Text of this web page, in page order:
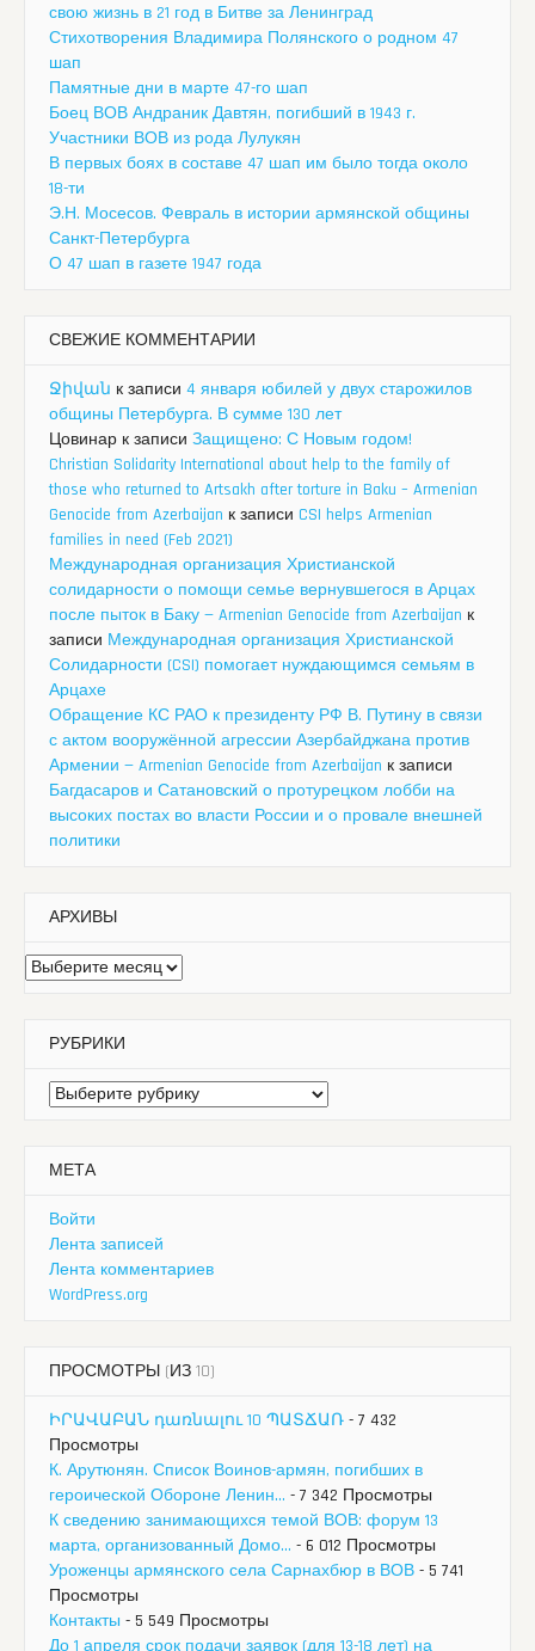
свою жизнь в 21 год в Битве за Ленинград
Стихотворения Владимира Полянского о родном 47
шап
Памятные дни в марте 47-го шап
Боец ВОВ Андраник Давтян, погибший в 1943 г.
Участники ВОВ из рода Лулукян
В первых боях в составе 47 шап им было тогда около
18-ти
Э.Н. Мосесов. Февраль в истории армянской общины
Санкт-Петербурга
О 47 шап в газете 1947 года
СВЕЖИЕ КОММЕНТАРИИ
Ջիվան к записи 4 января юбилей у двух старожилов
общины Петербурга. В сумме 130 лет
Цовинар к записи Защищено: С Новым годом!
Christian Solidarity International about help to the family of
those who returned to Artsakh after torture in Baku – Armenian
Genocide from Azerbaijan к записи CSI helps Armenian
families in need (Feb 2021)
Международная организация Христианской
солидарности о помощи семье вернувшегося в Арцах
после пыток в Баку — Armenian Genocide from Azerbaijan к
записи Международная организация Христианской
Солидарности (CSI) помогает нуждающимся семьям в
Арцахе
Обращение КС РАО к президенту РФ В. Путину в связи
с актом вооружённой агрессии Азербайджана против
Армении — Armenian Genocide from Azerbaijan к записи
Багдасаров и Сатановский о протурецком лобби на
высоких постах во власти России и о провале внешней
политики
АРХИВЫ
Архивы
РУБРИКИ
Рубрики
МЕТА
Войти
Лента записей
Лента комментариев
WordPress.org
ПРОСМОТРЫ (ИЗ 10)
ԻՐԱՎԱԲԱՆ դառնալու 10 ՊԱՏՃԱՌ - 7 432
Просмотры
К. Арутюнян. Список Воинов-армян, погибших в
героической Обороне Ленин... - 7 342 Просмотры
К сведению занимающихся темой ВОВ: форум 13
марта, организованный Домо... - 6 012 Просмотры
Уроженцы армянского села Сарнахбюр в ВОВ - 5 741
Просмотры
Контакты - 5 549 Просмотры
До 1 апреля срок подачи заявок (для 13-18 лет) на